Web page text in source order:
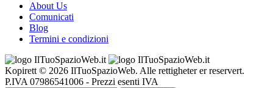
About Us
Comunicati
Blog
Termini e condizioni
Kopirett © 2026 IlTuoSpazioWeb. Alle rettigheter er reservert.
P.IVA 07986541006 - Prezzi esenti IVA